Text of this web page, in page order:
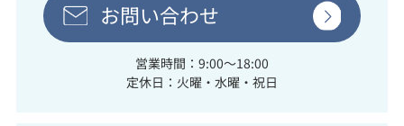
お問い合わせ
営業時間：9:00～18:00
定休日：火曜・水曜・祝日